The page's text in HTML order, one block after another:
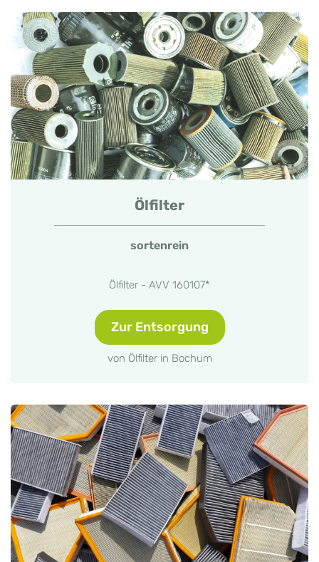
Ölfilter
sortenrein
Ölfilter - AVV 160107*
Zur Entsorgung
von Ölfilter in Bochum